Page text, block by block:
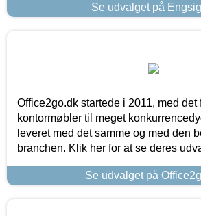
Se udvalget på
Office2go.dk startede i 2011, med det
kontormøbler til meget
leveret med det samme og med den
branchen. Klik her for at se deres
Se udvalget på